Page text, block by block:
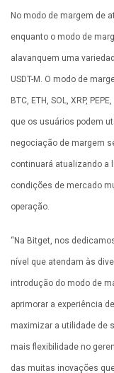
No modo de margem de
enquanto o modo de
alavanquem uma
USDT-M. O modo de
BTC, ETH, SOL, XRP,
que os usuários podem
negociação de margem
continuará atualizando a
condições de mercado
operação.
“Na Bitget, nos
nível que atendam às
introdução do modo de
aprimorar a experiência
maximizar a utilidade de
mais flexibilidade no
das muitas inovações